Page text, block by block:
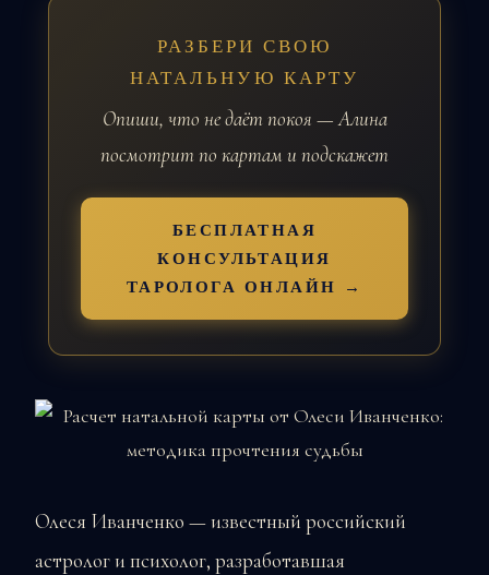
РАЗБЕРИ СВОЮ
НАТАЛЬНУЮ КАРТУ
Опиши, что не даёт покоя — Алина
посмотрит по картам и подскажет
БЕСПЛАТНАЯ
КОНСУЛЬТАЦИЯ
ТАРОЛОГА ОНЛАЙН →
Олеся Иванченко — известный российский
астролог и психолог, разработавшая